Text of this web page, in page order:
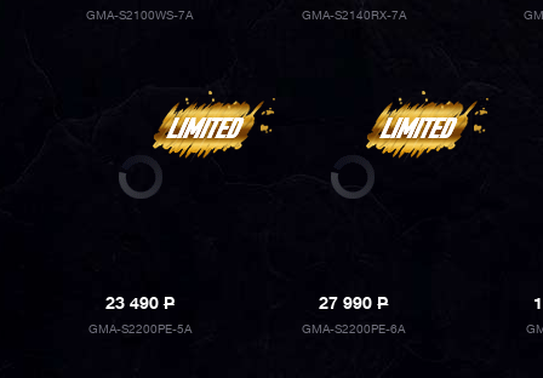
GMA-S2100WS-7A GMA-S2140RX-7A
23 490P
GMA-S2200PE-5A
27 990P
GMA-S2200PE-6A